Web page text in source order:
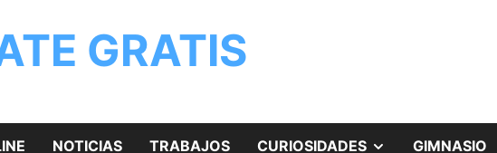
GRATIS
NOTICIAS TRABAJOS CURIOSIDADES MOSTRAR
GIMNASIO